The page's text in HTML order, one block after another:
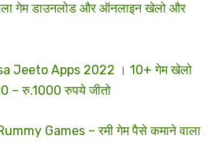
गेम डाउनलोड और ऑनलाइन खेलो और
Jeeto Apps 2022 । 10+ गेम खेलो
– रु.1000 रुपये जीतो
Games – रमी गेम पैसे कमाने वाला